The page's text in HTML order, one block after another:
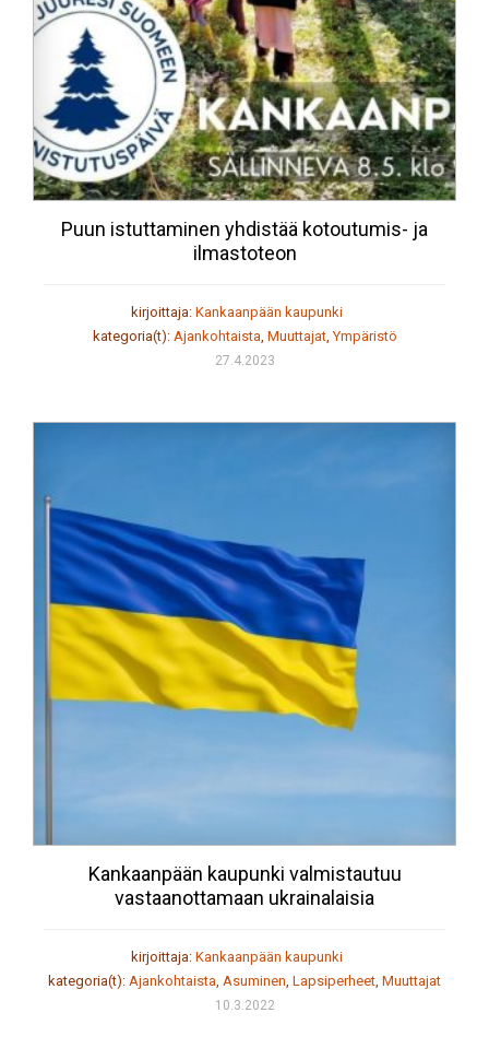
Puun istuttaminen yhdistää kotoutumis- ja
ilmastoteon
kirjoittaja: Kankaanpään kaupunki
kategoria(t): Ajankohtaista, Muuttajat,Ympäristö
27.4.2023
Kankaanpään kaupunki valmistautuu
vastaanottamaan ukrainalaisia
kirjoittaja: Kankaanpään kaupunki
kategoria(t): Ajankohtaista, Asuminen, Lapsiperheet, Muuttajat
10.3.2022